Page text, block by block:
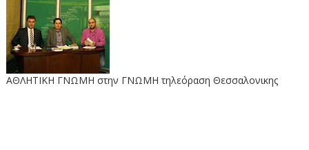
ΑΘΛΗΤΙΚΗ ΓΝΩΜΗ στην ΓΝΩΜΗ τηλεόραση Θεσσαλονικης